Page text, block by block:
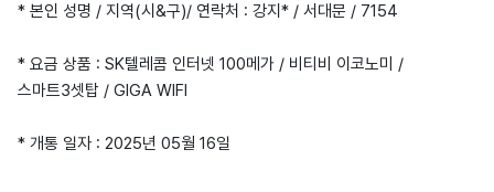
* 본인 성명 / 지역(시&구)/ 연락처 : 강지* / 서대문 / 7154
* 요금 상품 : SK텔레콤 인터넷 100메가 / 비티비 이코노미 /
스마트3셋탑 / GIGA WIFI
* 개통 일자 : 2025년 05월 16일